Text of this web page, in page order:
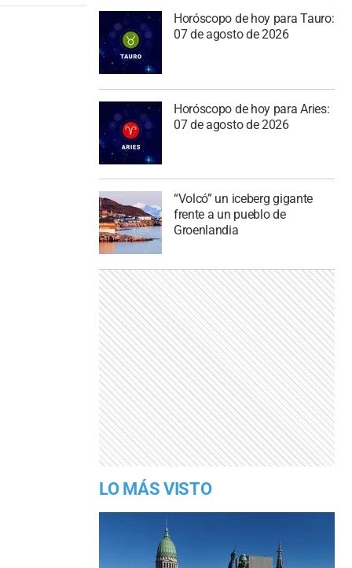
Horóscopo de hoy para Tauro:
07 de agosto de 2026
Horóscopo de hoy para Aries:
07 de agosto de 2026
“Volcó” un iceberg gigante
frente a un pueblo de
Groenlandia
LO MÁS VISTO